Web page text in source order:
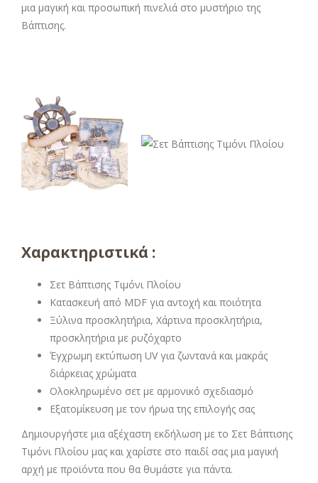
μια μαγική και προσωπική πινελιά στο μυστήριο της
Βάπτισης.
Χαρακτηριστικά :
Σετ Βάπτισης Τιμόνι Πλοίου
Κατασκευή από MDF για αντοχή και ποιότητα
Ξύλινα προσκλητήρια, Χάρτινα προσκλητήρια,
προσκλητήρια με ρυζόχαρτο
Έγχρωμη εκτύπωση UV για ζωντανά και μακράς
διάρκειας χρώματα
Ολοκληρωμένο σετ με αρμονικό σχεδιασμό
Εξατομίκευση με τον ήρωα της επιλογής σας
Δημιουργήστε μια αξέχαστη εκδήλωση με το Σετ Βάπτισης
Τιμόνι Πλοίου μας και χαρίστε στο παιδί σας μια μαγική
αρχή με προϊόντα που θα θυμάστε για πάντα.